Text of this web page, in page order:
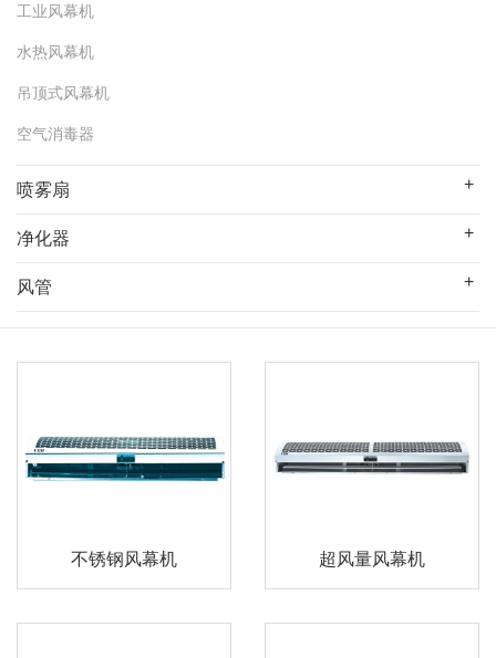
工业风幕机
水热风幕机
吊顶式风幕机
空气消毒器
喷雾扇
净化器
风管
不锈钢风幕机 超风量风幕机